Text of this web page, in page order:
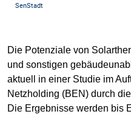
Die Potenziale von
und sonstigen
aktuell in einer Studie im
Netzholding (BEN) durch
Die Ergebnisse werden bis